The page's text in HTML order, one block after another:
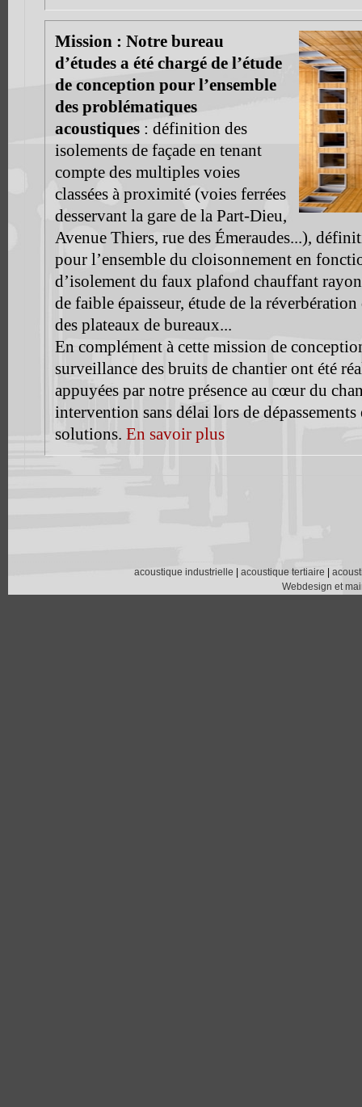
Mission : Notre bureau
d’études a été chargé de l’étude
de conception pour l’ensemble
des problématiques
acoustiques: définition des
isolements de façade en tenant
compte des multiples voies
classées à proximité (voies ferrées
desservant la gare de la Part-Dieu,
Avenue Thiers, rue des Émeraudes...),
pour l’ensemble du cloisonnement en
d’isolement du faux plafond chauffant
de faible épaisseur, étude de la réverbération
des plateaux de bureaux...
En complément à cette mission de
surveillance des bruits de chantier ont été
appuyées par notre présence au cœur du
intervention sans délai lors de dépassements
solutions. En savoir plus
acoustique industrielle acoustique tertiaire
Webdesign et